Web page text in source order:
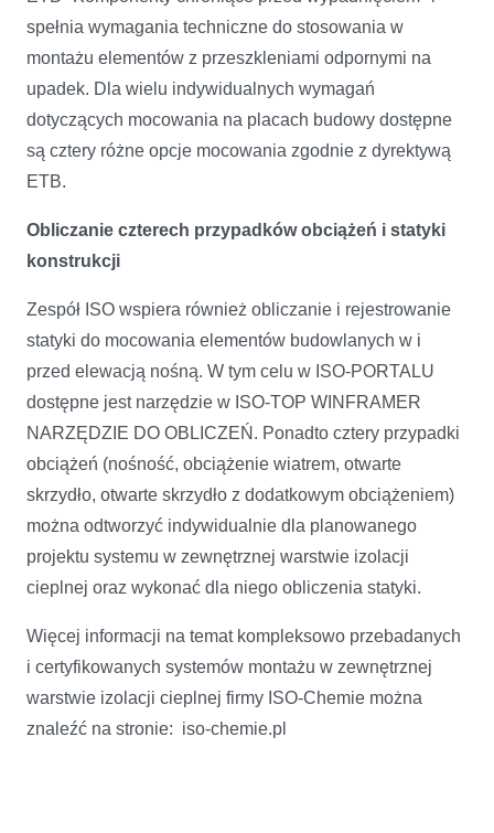
spełnia wymagania techniczne do stosowania w
montażu elementów z przeszkleniami odpornymi na
upadek. Dla wielu indywidualnych wymagań
dotyczących mocowania na placach budowy dostępne
są cztery różne opcje mocowania zgodnie z dyrektywą
ETB.
Obliczanie czterech przypadków obciążeń i statyki
konstrukcji
Zespół ISO wspiera również obliczanie i rejestrowanie
statyki do mocowania elementów budowlanych w i
przed elewacją nośną. W tym celu w ISO-PORTALU
dostępne jest narzędzie w ISO-TOP WINFRAMER
NARZĘDZIE DO OBLICZEŃ. Ponadto cztery przypadki
obciążeń (nośność, obciążenie wiatrem, otwarte
skrzydło, otwarte skrzydło z dodatkowym obciążeniem)
można odtworzyć indywidualnie dla planowanego
projektu systemu w zewnętrznej warstwie izolacji
cieplnej oraz wykonać dla niego obliczenia statyki.
Więcej informacji na temat kompleksowo przebadanych
i certyfikowanych systemów montażu w zewnętrznej
warstwie izolacji cieplnej firmy ISO-Chemie można
znaleźć na stronie: iso-chemie.pl